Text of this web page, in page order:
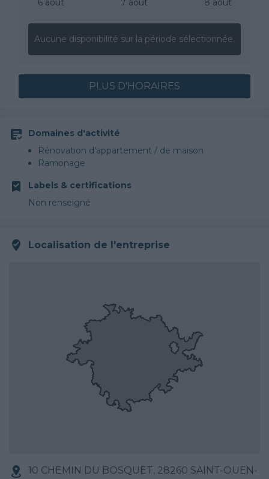
Aucune disponibilité sur la période sélectionnée.
PLUS D'HORAIRES
Domaines d'activité
Rénovation d'appartement / de maison
Ramonage
Labels & certifications
Non renseigné
Localisation de l'entreprise
10 CHEMIN DU BOSQUET, 28260 SAINT-OUEN-